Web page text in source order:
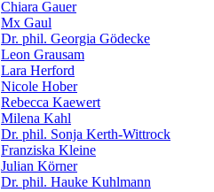
Chiara Gauer
Mx Gaul
Dr. phil. Georgia Gödecke
Leon Grausam
Lara Herford
Nicole Hober
Rebecca Kaewert
Milena Kahl
Dr. phil. Sonja Kerth-Wittrock
Franziska Kleine
Julian Körner
Dr. phil. Hauke Kuhlmann